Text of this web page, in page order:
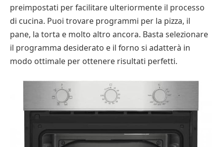
preimpostati per facilitare ulteriormente il processo
di cucina. Puoi trovare programmi per la pizza, il
pane, la torta e molto altro ancora. Basta selezionare
il programma desiderato e il forno si adatterà in
modo ottimale per ottenere risultati perfetti.